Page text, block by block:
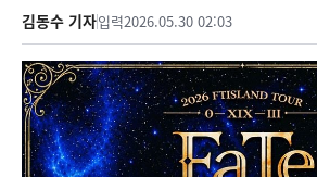
김동수 기자입력2026.05.30 02:03